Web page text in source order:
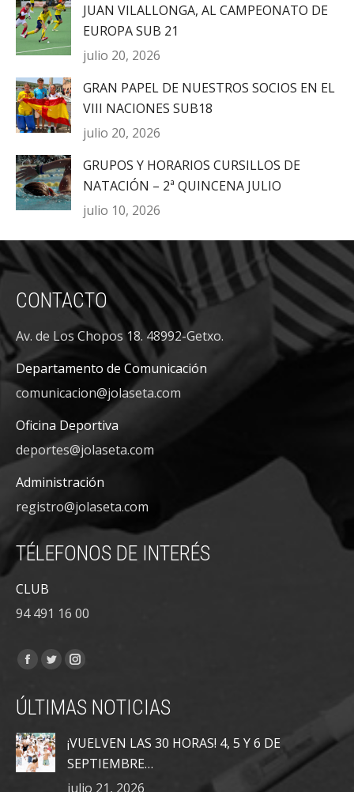
JUAN VILALLONGA, AL CAMPEONATO DE
EUROPA SUB 21
julio 20, 2026
GRAN PAPEL DE NUESTROS SOCIOS EN EL
VIII NACIONES SUB18
julio 20, 2026
GRUPOS Y HORARIOS CURSILLOS DE
NATACIÓN – 2ª QUINCENA JULIO
julio 10, 2026
CONTACTO
Av. de Los Chopos 18. 48992-Getxo.
Departamento de Comunicación
comunicacion@jolaseta.com
Oficina Deportiva
deportes@jolaseta.com
Administración
registro@jolaseta.com
TÉLEFONOS DE INTERÉS
CLUB
94 491 16 00
Encuéntranos en:
Facebook
opens
in
new
window
Twitter
opens
in
new
window
Instagram
opens
new
window
ÚLTIMAS NOTICIAS
¡VUELVEN LAS 30 HORAS! 4, 5 Y 6 DE
SEPTIEMBRE…
julio 21, 2026